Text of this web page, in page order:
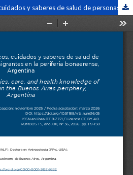
Itinerarios terapéuticos, cuidados y saberes de salud de personas mayores migrantes en la periferia bonaerense, Argentina